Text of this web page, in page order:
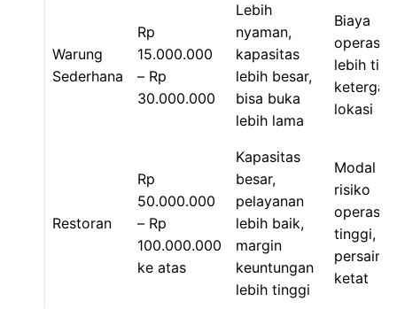
Warung
Sederhana
Rp
15.000.000
– Rp
30.000.000
Lebih
nyaman,
kapasitas
lebih besar,
bisa buka
lebih lama
Biaya
lebih
lokasi
Restoran
Rp
50.000.000
– Rp
100.000.000
ke atas
Kapasitas
besar,
pelayanan
lebih baik,
margin
keuntungan
lebih tinggi
Modal
risiko
tinggi,
ketat